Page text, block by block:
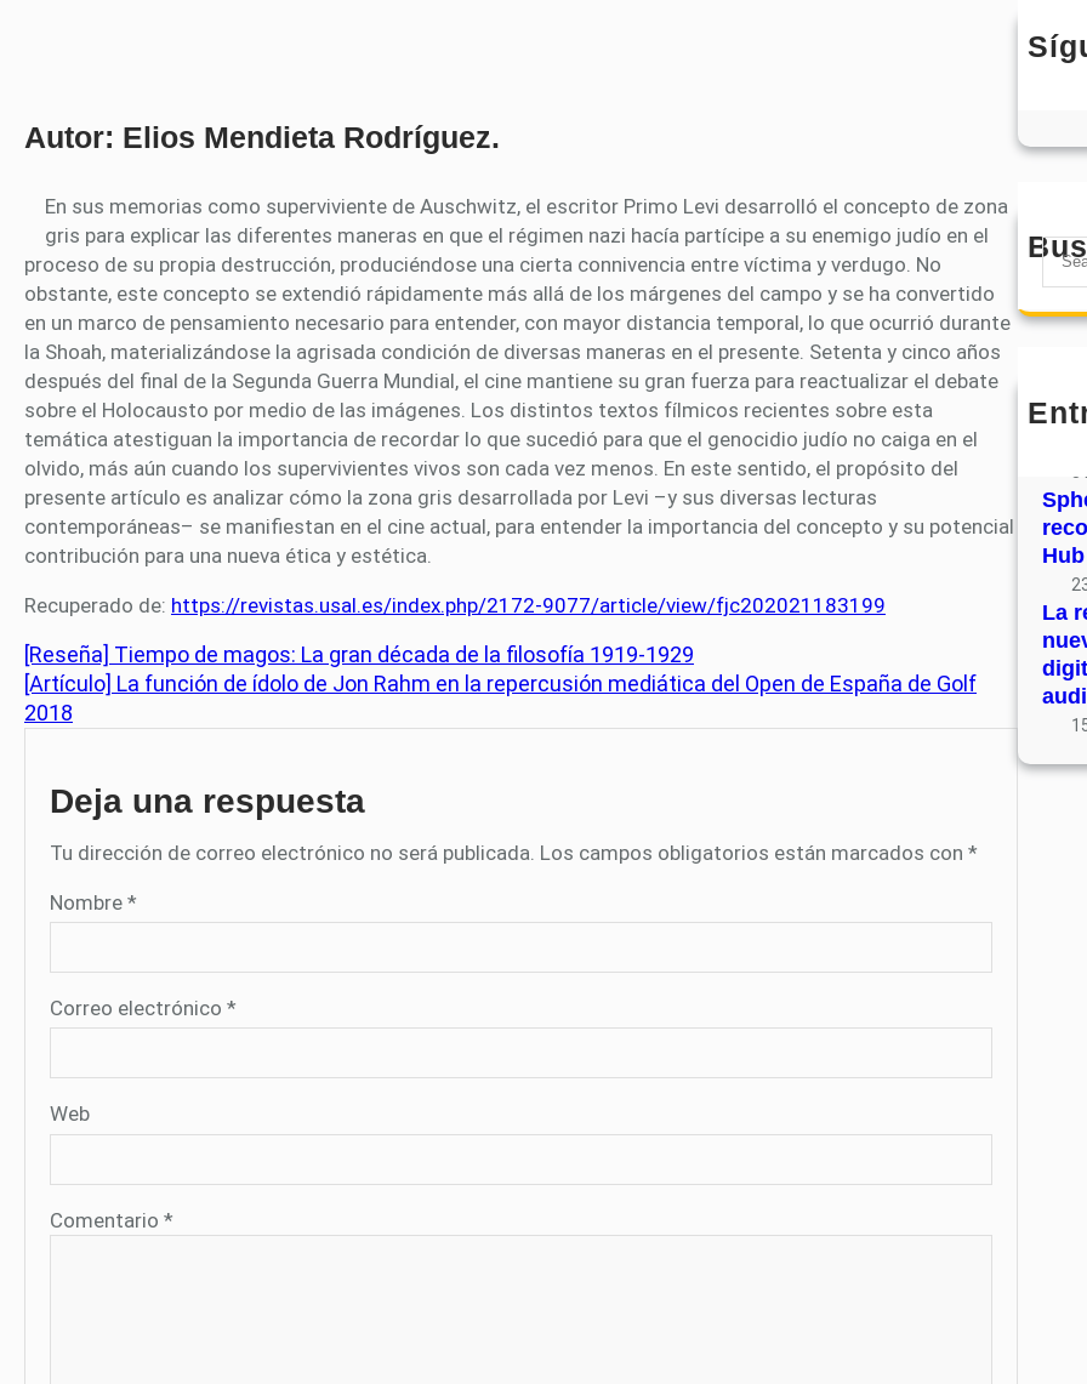
Autor: Elios Mendieta Rodríguez.
En sus memorias como superviviente de Auschwitz, el escritor Primo Levi desarrolló el concepto de zona
gris para explicar las diferentes maneras en que el régimen nazi hacía partícipe a su enemigo judío en el
proceso de su propia destrucción, produciéndose una cierta connivencia entre víctima y verdugo. No
obstante, este concepto se extendió rápidamente más allá de los márgenes del campo y se ha convertido
en un marco de pensamiento necesario para entender, con mayor distancia temporal, lo que ocurrió durante
la Shoah, materializándose la agrisada condición de diversas maneras en el presente. Setenta y cinco años
después del final de la Segunda Guerra Mundial, el cine mantiene su gran fuerza para reactualizar el debate
sobre el Holocausto por medio de las imágenes. Los distintos textos fílmicos recientes sobre esta
temática atestiguan la importancia de recordar lo que sucedió para que el genocidio judío no caiga en el
olvido, más aún cuando los supervivientes vivos son cada vez menos. En este sentido, el propósito del
presente artículo es analizar cómo la zona gris desarrollada por Levi –y sus diversas lecturas
contemporáneas– se manifiestan en el cine actual, para entender la importancia del concepto y su potencial
contribución para una nueva ética y estética.
Recuperado de: https://revistas.usal.es/index.php/2172-9077/article/view/fjc202021183199
[Reseña] Tiempo de magos: La gran década de la filosofía 1919-1929
[Artículo] La función de ídolo de Jon Rahm en la repercusión mediática del Open de España de Golf
2018
Deja una respuesta
Tu dirección de correo electrónico no será publicada. Los campos obligatorios están marcados con *
Nombre *
Correo electrónico *
Web
Comentario *
S
a
Hub
La